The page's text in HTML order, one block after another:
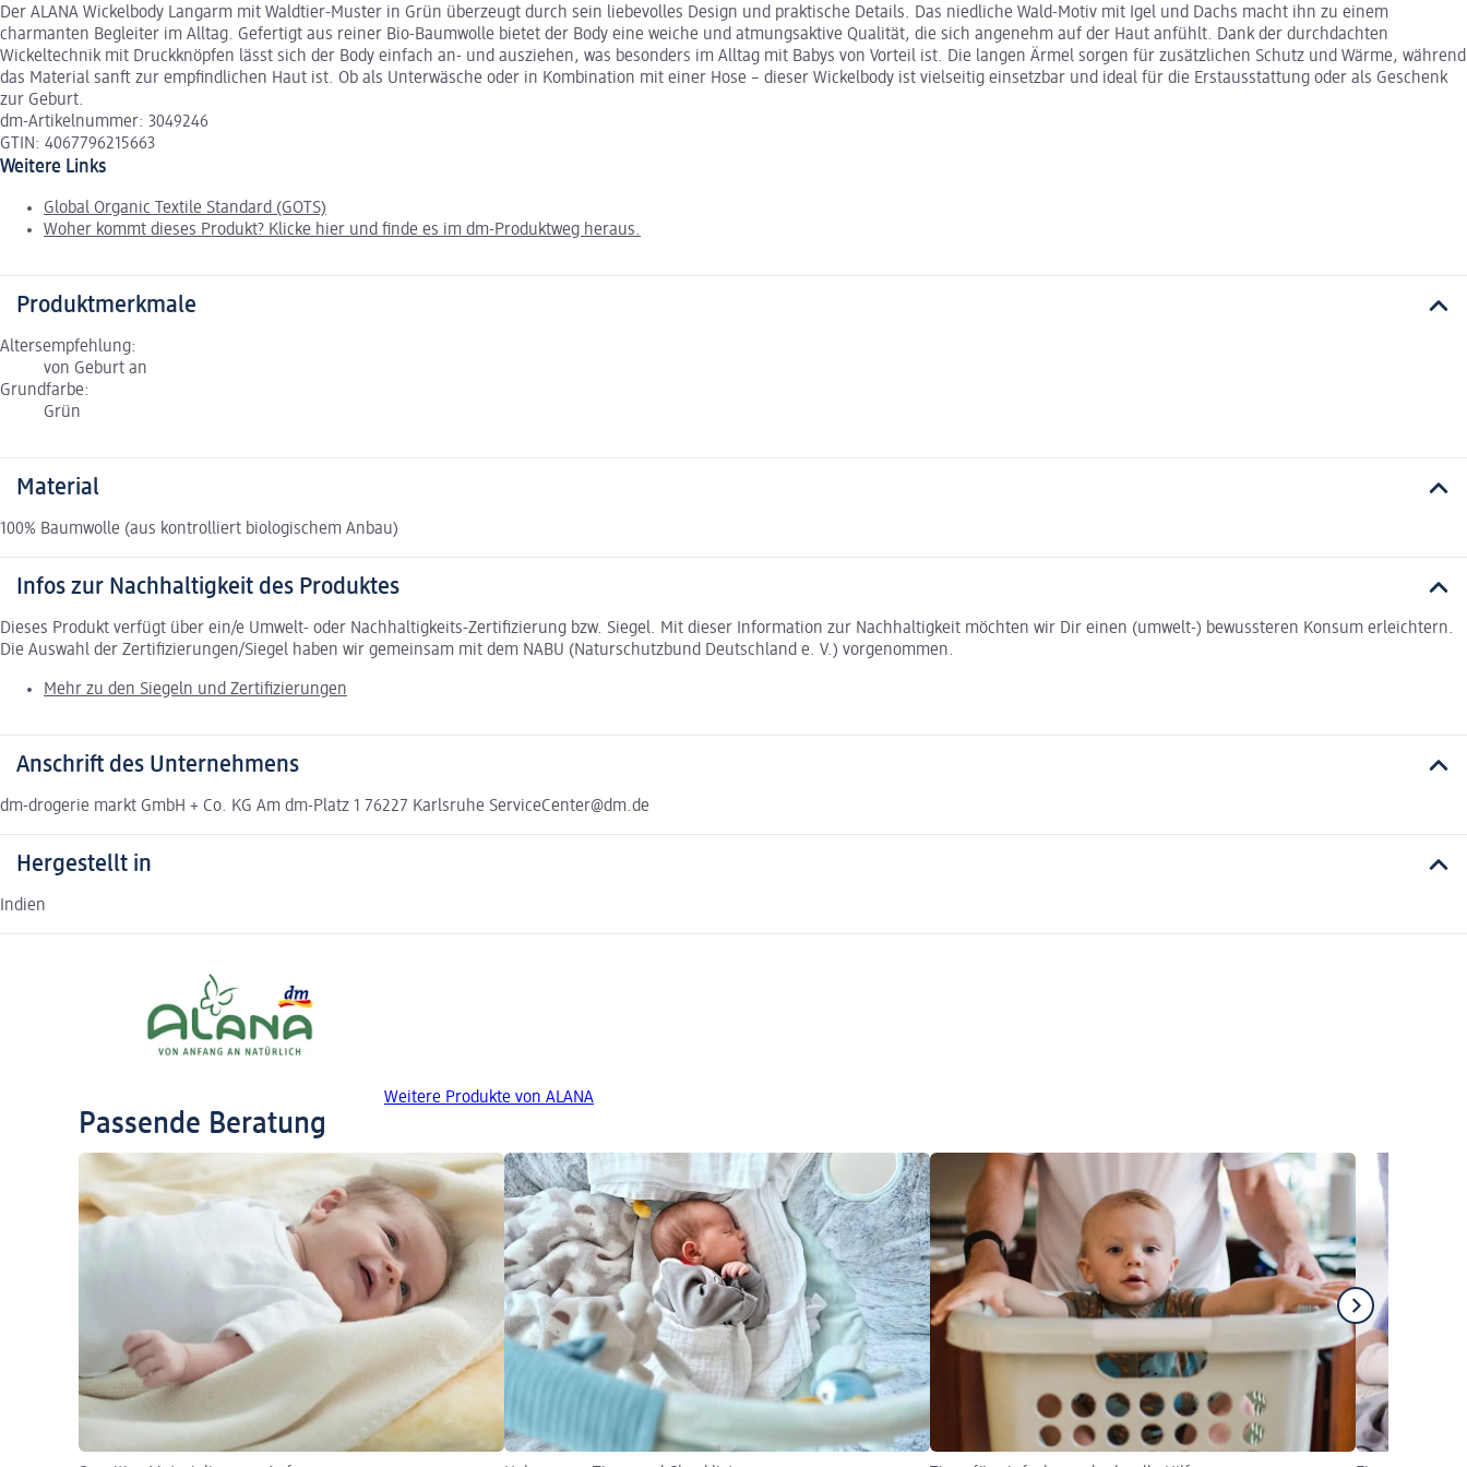
Der ALANA Wickelbody Langarm mit Waldtier-Muster in Grün überzeugt durch sein liebevolles Design und praktische Details. Das niedliche Wald-Motiv mit Igel und Dachs macht ihn zu einem
charmanten Begleiter im Alltag. Gefertigt aus reiner Bio-Baumwolle bietet der Body eine weiche und atmungsaktive Qualität, die sich angenehm auf der Haut anfühlt. Dank der durchdachten
Wickeltechnik mit Druckknöpfen lässt sich der Body einfach an- und ausziehen, was besonders im Alltag mit Babys von Vorteil ist. Die langen Ärmel sorgen für zusätzlichen Schutz und Wärme, während
das Material sanft zur empfindlichen Haut ist. Ob als Unterwäsche oder in Kombination mit einer Hose – dieser Wickelbody ist vielseitig einsetzbar und ideal für die Erstausstattung oder als Geschenk
zur Geburt.
dm-Artikelnummer: 3049246
GTIN: 4067796215663
Weitere Links
Global Organic Textile Standard (GOTS)
Woher kommt dieses Produkt? Klicke hier und finde es im dm-Produktweg heraus.
Produktmerkmale
Altersempfehlung:
von Geburt an
Grundfarbe:
Grün
Material
100% Baumwolle (aus kontrolliert biologischem Anbau)
Infos zur Nachhaltigkeit des Produktes
Dieses Produkt verfügt über ein/e Umwelt- oder Nachhaltigkeits-Zertifizierung bzw. Siegel. Mit dieser Information zur Nachhaltigkeit möchten wir Dir einen (umwelt-) bewussteren Konsum erleichtern.
Die Auswahl der Zertifizierungen/Siegel haben wir gemeinsam mit dem NABU (Naturschutzbund Deutschland e. V.) vorgenommen.
Mehr zu den Siegeln und Zertifizierungen
Anschrift des Unternehmens
dm-drogerie markt GmbH + Co. KG Am dm-Platz 1 76227 Karlsruhe ServiceCenter@dm.de
Hergestellt in
Indien
Weitere Produkte von ALANA
Passende Beratung